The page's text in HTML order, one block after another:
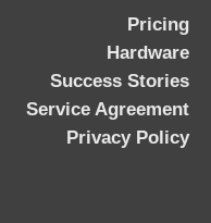
Pricing
Hardware
Success Stories
Service Agreement
Privacy Policy